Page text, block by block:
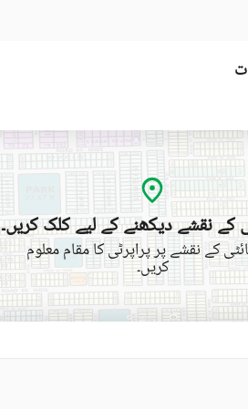
کے نقشے دیکھنے کے لیے کلک کریں۔
کے نقشے پر پراپرٹی کا مقام معلوم
کریں۔